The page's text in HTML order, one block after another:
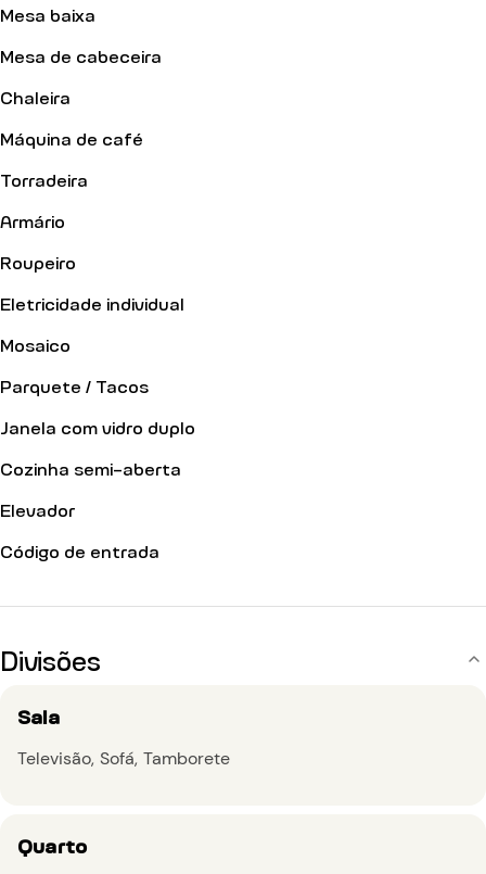
Mesa baixa
Mesa de cabeceira
Chaleira
Máquina de café
Torradeira
Armário
Roupeiro
Eletricidade individual
Mosaico
Parquete / Tacos
Janela com vidro duplo
Cozinha semi-aberta
Elevador
Código de entrada
Divisões
Sala
Televisão Sofá Tamborete
Quarto